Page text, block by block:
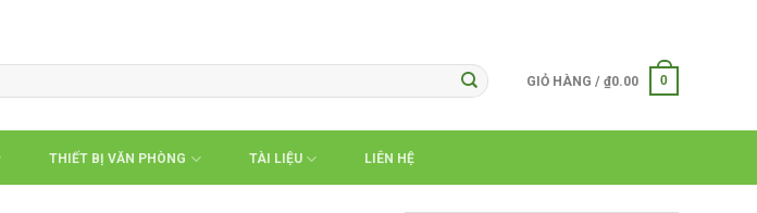
GIỎ HÀNG /₫0.00 0
THIẾT BỊ VĂN PHÒNG TÀI LIỆU LIÊN HỆ